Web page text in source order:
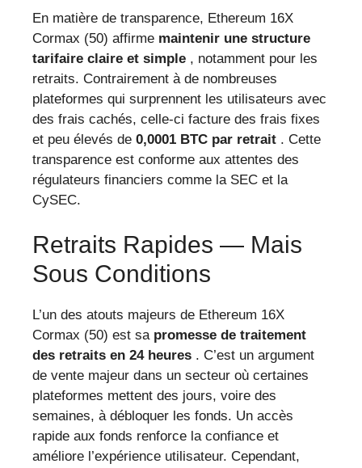
En matière de transparence, Ethereum 16X
Cormax (50) affirme maintenir une structure
tarifaire claire et simple , notamment pour les
retraits. Contrairement à de nombreuses
plateformes qui surprennent les utilisateurs avec
des frais cachés, celle-ci facture des frais fixes
et peu élevés de 0,0001 BTC par retrait . Cette
transparence est conforme aux attentes des
régulateurs financiers comme la SEC et la
CySEC.
Retraits Rapides — Mais
Sous Conditions
L’un des atouts majeurs de Ethereum 16X
Cormax (50) est sa promesse de traitement
des retraits en 24 heures . C’est un argument
de vente majeur dans un secteur où certaines
plateformes mettent des jours, voire des
semaines, à débloquer les fonds. Un accès
rapide aux fonds renforce la confiance et
améliore l’expérience utilisateur. Cependant,